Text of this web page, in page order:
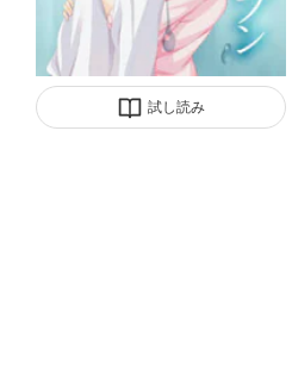
試し読み